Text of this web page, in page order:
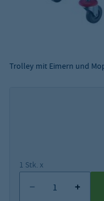
Trolley mit Eimern und
1 Stk. x